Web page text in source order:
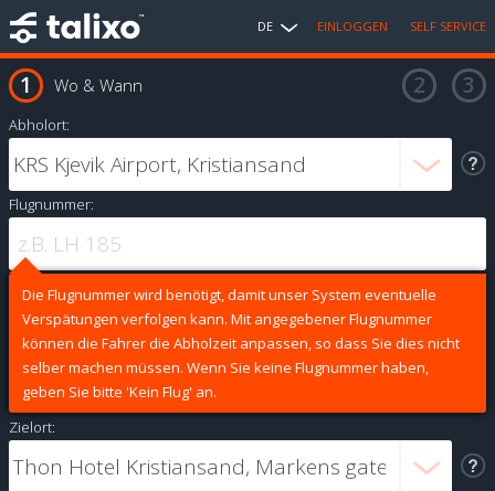
DE EINLOGGEN SELF SERVICE
Wo & Wann
Abholort:
Flugnummer:
Die Flugnummer wird benötigt, damit unser System eventuelle
Verspätungen verfolgen kann. Mit angegebener Flugnummer
können die Fahrer die Abholzeit anpassen, so dass Sie dies nicht
selber machen müssen. Wenn Sie keine Flugnummer haben,
geben Sie bitte 'Kein Flug' an.
Zielort: